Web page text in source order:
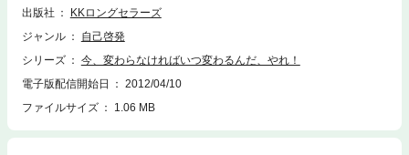
出版社
KKロングセラーズ
ジャンル
自己啓発
シリーズ
今、変わらなければいつ変わるんだ、やれ！
電子版配信開始日
2012/04/10
ファイルサイズ
1.06 MB